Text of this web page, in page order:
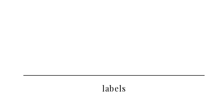
labels